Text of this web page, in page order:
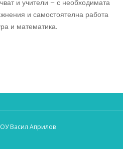
и учители – с необходимата
и самостоятелна работа
и математика.
Васил Априлов